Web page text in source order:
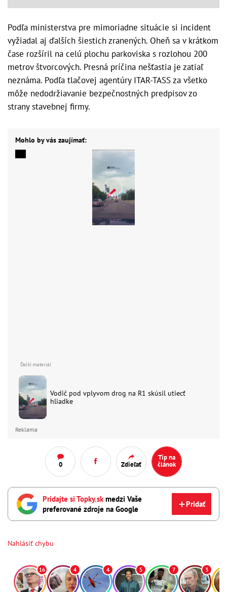
Podľa ministerstva pre mimoriadne situácie si incident
vyžiadal aj ďalších šiestich zranených. Oheň sa v krátkom
čase rozšíril na celú plochu parkoviska s rozlohou 200
metrov štvorcových. Presná príčina nešťastia je zatiaľ
neznáma. Podľa tlačovej agentúry ITAR-TASS za všetko
môže nedodržiavanie bezpečnostných predpisov zo
strany stavebnej firmy.
Mohlo by vás zaujímať:
Vodič pod vplyvom drog na R1 skúsil utiecť
hliadke
Reklama
0 Zdieľať
Tip na
článok
Pridajte si Topky.sk medzi Vaše
preferované zdroje na Google
Pridať
Nahlásiť chybu
16 4 4 5 7 3